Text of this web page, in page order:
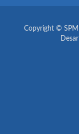
Copyright ©